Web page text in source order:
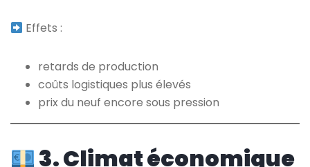
Effets :
retards de production
coûts logistiques plus élevés
prix du neuf encore sous pression
3. Climat économique